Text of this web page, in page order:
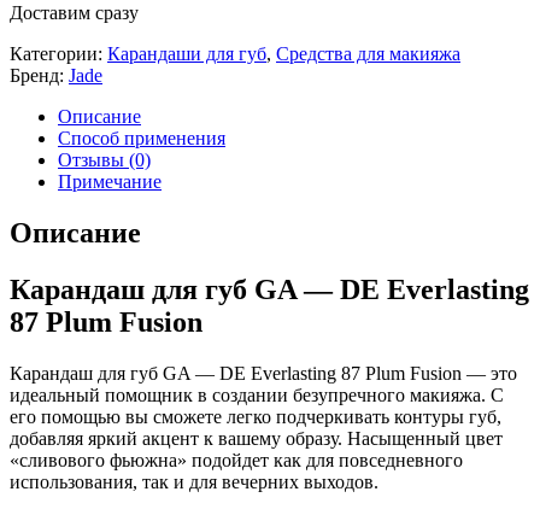
Доставим сразу
Категории: Карандаши для губ, Средства для макияжа
Бренд: Jade
Описание
Способ применения
Отзывы (0)
Примечание
Описание
Карандаш для губ GA — DE Everlasting
87 Plum Fusion
Карандаш для губ GA — DE Everlasting 87 Plum Fusion — это
идеальный помощник в создании безупречного макияжа. С
его помощью вы сможете легко подчеркивать контуры губ,
добавляя яркий акцент к вашему образу. Насыщенный цвет
«сливового фьюжна» подойдет как для повседневного
использования, так и для вечерних выходов.